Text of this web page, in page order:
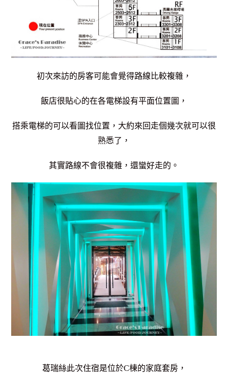
初次來訪的房客可能會覺得路線比較複雜，
飯店很貼心的在各電梯設有平面位置圖，
搭乘電梯的可以看圖找位置，大約來回走個幾次就可以很
熟悉了，
其實路線不會很複雜，還蠻好走的。
葛瑞絲此次住宿是位於C棟的家庭套房，